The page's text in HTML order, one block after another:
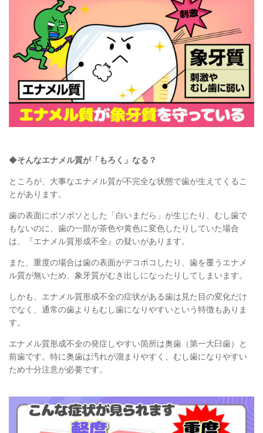
◆そんなエナメル質が「もろく」なる？
ところが、大事なエナメル質が不完全な状態で歯が生えてくるこ
とがあります。
歯の表面にボソボソとした「白いまだら」が生じたり、むし歯で
もないのに、歯の一部が茶色や黄色に変色したりしていた場合
は、『エナメル質形成不全』の疑いがあります。
また、重度の場合は歯の表面がデコボコしたり、歯を覆うエナメ
ル質が無いため、象牙質がむき出しになったりしてしまいます。
しかも、エナメル質形成不全の症状がある歯は見た目の変化だけ
でなく、通常の歯よりもむし歯になりやすいという特徴もありま
す。
エナメル質形成不全の発症しやすい箇所は奥歯（第一大臼歯）と
前歯です。特に奥歯は汚れが溜まりやすく、むし歯になりやすい
ため十分注意が必要です。